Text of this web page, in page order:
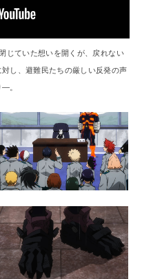
じていた想いを開くが、戻れない
し、避難民たちの厳しい反発の声
―。